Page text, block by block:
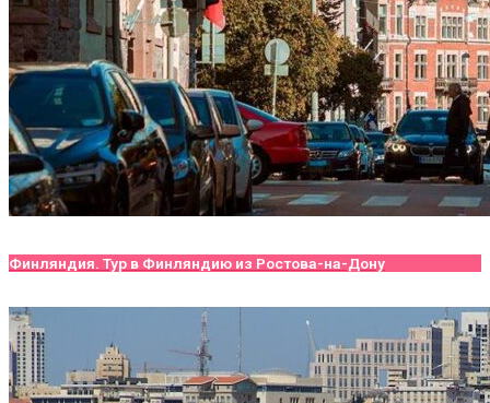
Финляндия. Тур в Финляндию из Ростова-на-Дону